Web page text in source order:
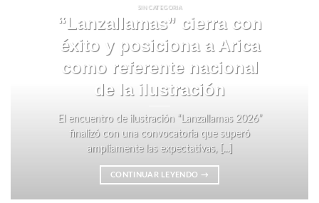
SIN CATEGORIA
“Lanzallamas” cierra con
éxito y posiciona a Arica
como referente nacional
de la ilustración
El encuentro de ilustración “Lanzallamas 2026”
finalizó con una convocatoria que superó
ampliamente las expectativas, [...]
CONTINUAR LEYENDO →